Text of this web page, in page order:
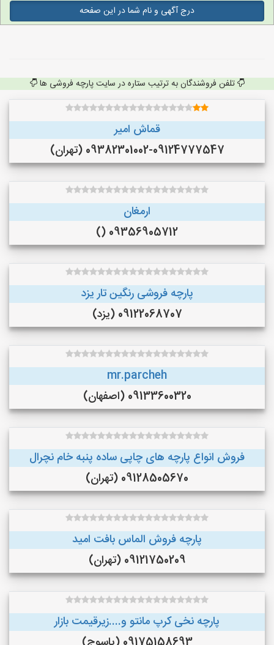
درج آگهی و نام شما در این صفحه
تلفن فروشندگان به ترتیب ستاره در سایت پارچه فروشی ها
قماش امیر
09382301002-09124777547 (تهران)
ارمغان
09356905712 ()
پارچه فروشی رنگین تار یزد
09122068707 (یزد)
mr.parcheh
09133600320 (اصفهان)
فروش انواع پارچه های چاپی ساده پنبه خام نچرال
09128505670 (تهران)
پارچه فروش الماس بافت امید
09121750209 (تهران)
پارچه نخی کرپ مانتو و....زیرقیمت بازار